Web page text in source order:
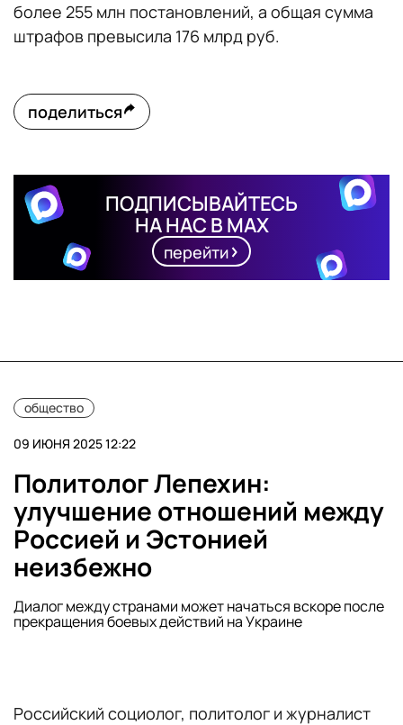
более 255 млн постановлений, а общая сумма
штрафов превысила 176 млрд руб.
поделиться
ПОДПИСЫВАЙТЕСЬ
НА НАС В MAX
перейти
общество
09 ИЮНЯ 2025 12:22
Политолог Лепехин:
улучшение отношений между
Россией и Эстонией
неизбежно
Диалог между странами может начаться вскоре после
прекращения боевых действий на Украине
Российский социолог, политолог и журналист